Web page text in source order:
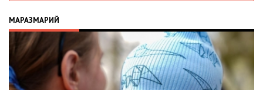
МАРАЗМАРИЙ